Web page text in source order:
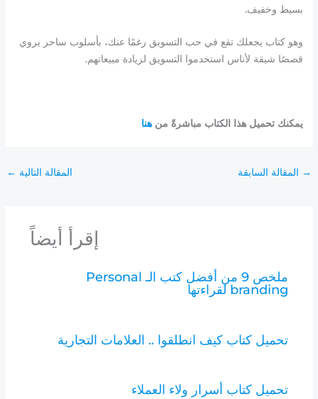
بسيط وخفيف.
وهو كتاب يجعلك تقع في حب التسويق رغمًا عنك، بأسلوب ساحر يروي
قصصًا شيقة لأناس استخدموا التسويق لزيادة مبيعاتهم.
يمكنك تحميل هذا الكتاب مباشرةً منهنا
→ المقالة السابقة المقالة التالية ←
إقرأ أيضاً
ملخص 9 من أفضل كتب الـ Personal
branding لقراءتها
تحميل كتاب كيف انطلقوا .. العلامات التجارية
تحميل كتاب أسرار ولاء العملاء